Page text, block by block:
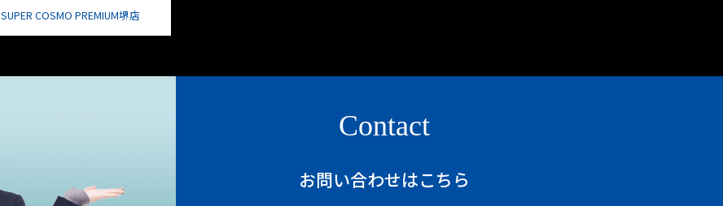
SUPER COSMO PREMIUM堺店
Contact
お問い合わせはこちら